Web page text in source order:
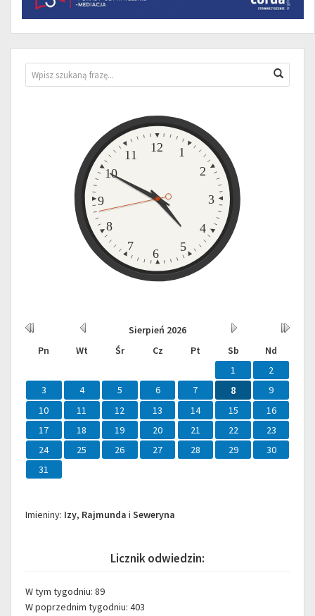
Wyszukiwarka
1
2
3
4
5
6
7
8
9
10
11
12
Kalendarium
Rok
Miesiąc
wcześniej
Sierpień 2026
Miesiąc
Rok
Pn Wt Śr Cz Pt Sb
Nd
1
2
3
4 5 6 7 8
9
10
11 12 13 14 15
16
17
18 19 20 21 22
23
24
25 26 27 28 29
30
31
Imieniny
Imieniny: Izy, Rajmunda i Seweryna
Licznik odwiedzin:
W tym tygodniu: 89
W poprzednim tygodniu: 403